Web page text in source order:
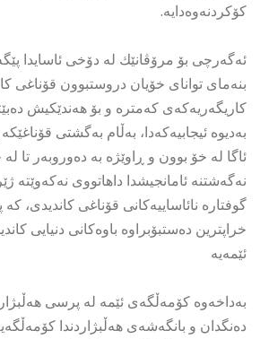
کۆکردنەوەدایە.
ئەگەرچی بۆ مرۆڤانێك لە دۆخی ئاسایدا
بنەمای توانای خۆیان دروستبوون قۆناغی
کاریگەریەکەی کەمترە و بۆ هەندێکیش
بەدیوە ئیجابیەکەدا، بەڵام بەگشتی
ئاگا لە خۆ بوون و ڕاوێژە بە دەوروبەر تا
نەگەشتنە ئامانجیشدا داهاتووی نەکەوێتە
گوفتارە نائاساییەکانی قۆناغی کاندیدی،
خراپترین دەستبۆبراوە باوەکانی دنیایی
ئێمەیە
بەداخەوە کۆمەڵگەی ئێمە لە پرسی
دەنگدان و بانگەشەی هەڵبژاردندا